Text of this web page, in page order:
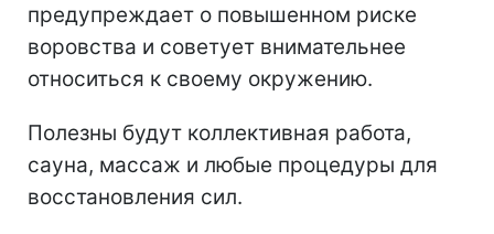
предупреждает о повышенном риске
воровства и советует внимательнее
относиться к своему окружению.
Полезны будут коллективная работа,
сауна, массаж и любые процедуры для
восстановления сил.